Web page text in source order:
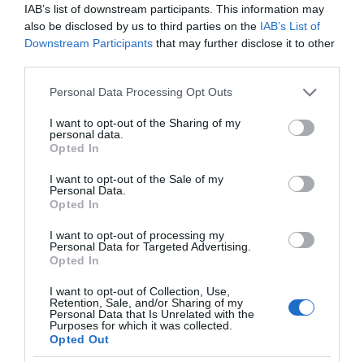
IAB’s list of downstream participants. This information may
also be disclosed by us to third parties on the IAB’s List of
Downstream Participants that may further disclose it to other
Please note that this website/app uses one or more Google
not limited to your visit or usage behaviour. You may click to
grant or deny consent to Google and its third-party tags to
use your data for below specified purposes in below Google
consent section.
Personal Data Processing Opt Outs
I want to opt-out of the Sharing of my
personal data.
Opted In
I want to opt-out of the Sale of my
Personal Data.
Opted In
I want to opt-out of processing my
Personal Data for Targeted Advertising.
Opted In
I want to opt-out of Collection, Use,
Retention, Sale, and/or Sharing of my
Personal Data that Is Unrelated with the
Purposes for which it was collected.
Opted Out
χρόνο, για να μην «μπαίνουν μέσα»
ΔΕΙΤΕ ΤΗΝ ΚΙΝΗΣΗ ΣΤΟΥΣ ΔΡΌΜΟΥΣ
Κίνηση Τώρα: Live Χάρτης Αθήνας